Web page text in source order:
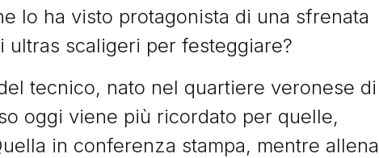
lo ha visto protagonista di una sfrenata
ultras scaligeri per festeggiare?
tecnico, nato nel quartiere veronese di
oggi viene più ricordato per quelle,
in conferenza stampa, mentre allena